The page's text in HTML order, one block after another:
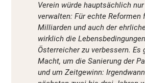
Verein würde hauptsächlich
verwalten: Für echte Reformen
Milliarden und auch der
wirklich die
Österreicher zu verbessern. Es
Macht, um die Sanierung der
und um Zeitgewinn: